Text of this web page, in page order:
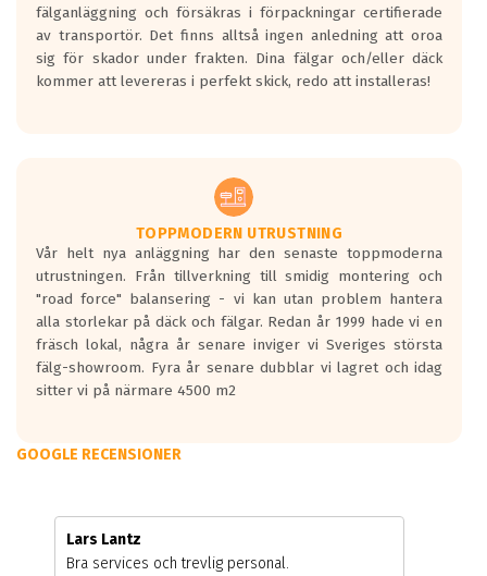
fälganläggning och försäkras i förpackningar certifierade
av transportör. Det finns alltså ingen anledning att oroa
sig för skador under frakten. Dina fälgar och/eller däck
kommer att levereras i perfekt skick, redo att installeras!
TOPPMODERN UTRUSTNING
Vår helt nya anläggning har den senaste toppmoderna
utrustningen. Från tillverkning till smidig montering och
"road force" balansering - vi kan utan problem hantera
alla storlekar på däck och fälgar. Redan år 1999 hade vi en
fräsch lokal, några år senare inviger vi Sveriges största
fälg-showroom. Fyra år senare dubblar vi lagret och idag
sitter vi på närmare 4500 m2
GOOGLE RECENSIONER
Lars Lantz
Bra services och trevlig personal.